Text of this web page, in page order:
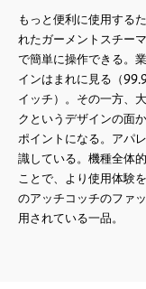
もっと便利に使用する
れたガーメントスチー
で簡単に操作できる。
インはまれに見る（
イッチ）。その一方、
クというデザインの面
ポイントになる。アパ
識している。機種全体
ことで、より使用体験
のアッチコッチのファ
用されている一品。